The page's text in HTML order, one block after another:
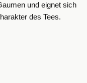
und eignet sich
des Tees.